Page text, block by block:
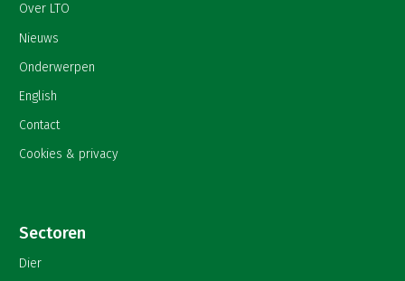
Over LTO
Nieuws
Onderwerpen
English
Contact
Cookies & privacy
Sectoren
Dier